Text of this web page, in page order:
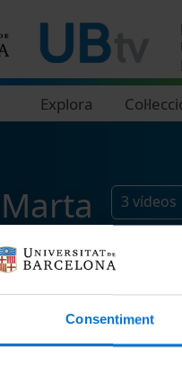
Consentiment
Explora
3 vídeos